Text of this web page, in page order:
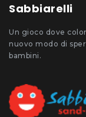
Sabbiarelli
Un gioco dove
nuovo modo di
bambini.